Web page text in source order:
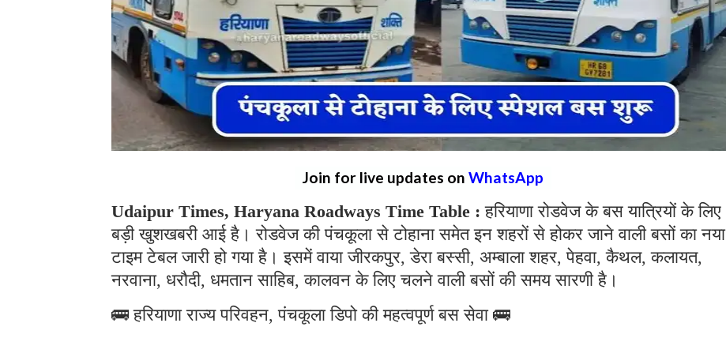
Join for live updates on WhatsApp
Udaipur Times, Haryana Roadways Time Table : हरियाणा रोडवेज के बस यात्रियों के लिए
बड़ी खुशखबरी आई है। रोडवेज की पंचकूला से टोहाना समेत इन शहरों से होकर जाने वाली बसों का नया
टाइम टेबल जारी हो गया है। इसमें वाया जीरकपुर, डेरा बस्सी, अम्बाला शहर, पेहवा, कैथल, कलायत,
नरवाना, धरौदी, धमतान साहिब, कालवन के लिए चलने वाली बसों की समय सारणी है।
🚌 हरियाणा राज्य परिवहन, पंचकूला डिपो की महत्वपूर्ण बस सेवा 🚌